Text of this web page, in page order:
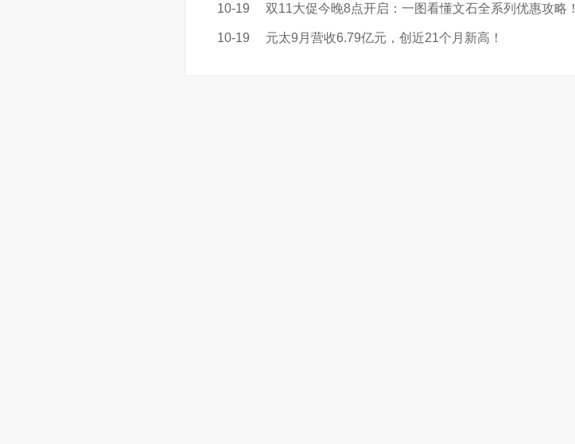
10-19 双11大促今晚8点开启：一图看懂文石全系列优惠攻略！
10-19 元太9月营收6.79亿元，创近21个月新高！